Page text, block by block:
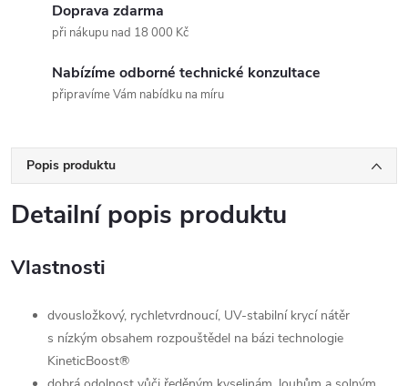
Doprava zdarma
při nákupu nad 18 000 Kč
Nabízíme odborné technické konzultace
připravíme Vám nabídku na míru
Popis produktu
Detailní popis produktu
Vlastnosti
dvousložkový, rychletvrdnoucí, UV-stabilní krycí nátěr
s nízkým obsahem rozpouštědel na bázi technologie
KineticBoost®